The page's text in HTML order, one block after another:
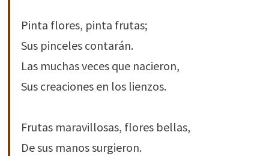
Pinta flores, pinta frutas;
Sus pinceles contarán.
Las muchas veces que nacieron,
Sus creaciones en los lienzos.
Frutas maravillosas, flores bellas,
De sus manos surgieron.